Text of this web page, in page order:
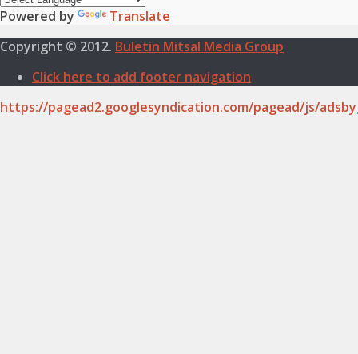
Powered by
Translate
Copyright © 2012. Buletin Mitsal Media Group
Click here to add footer navigation
https://pagead2.googlesyndication.com/pagead/js/